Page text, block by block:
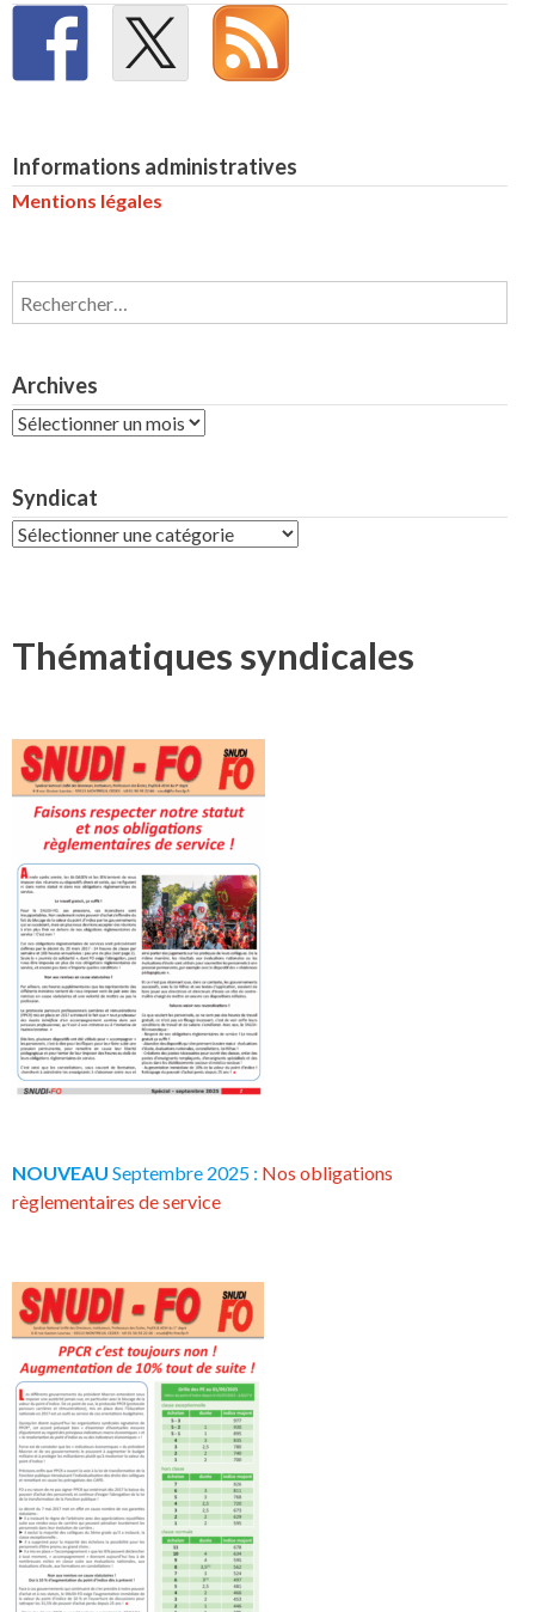
Informations administratives
Mentions légales
Rechercher :
Archives
Archives
Syndicat
Syndicat
Thématiques syndicales
NOUVEAU Septembre 2025 : Nos obligations
règlementaires de service